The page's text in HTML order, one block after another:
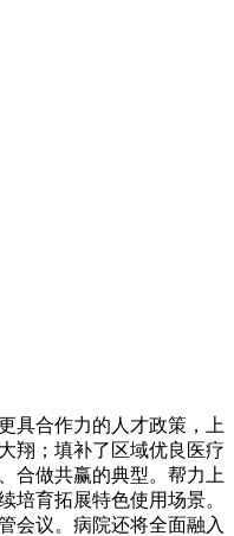
合作力的人才政策，上
翔；填补了区域优良医疗
合做共赢的典型。帮力上
培育拓展特色使用场景。
会议。病院还将全面融入